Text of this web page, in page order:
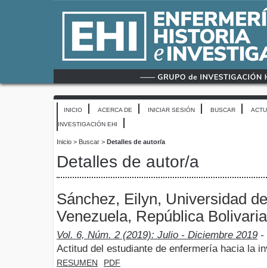
INICIO ACERCA DE INICIAR SESIÓN BUSCAR
INVESTIGACIÓN EHI
Inicio > Buscar > Detalles de autor/a
Detalles de autor/a
Sánchez, Eilyn, Universidad
Venezuela, República
Vol. 6, Núm. 2 (2019): Julio - Diciembre 2019 -
Actitud del estudiante de enfermería hacia la
RESUMEN PDF